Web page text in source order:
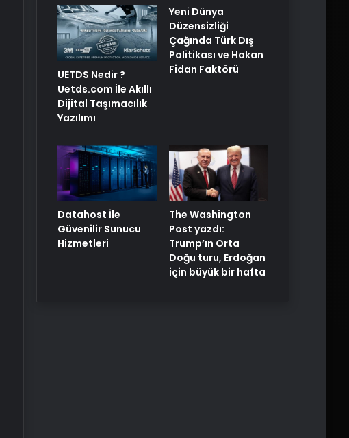
UETDS Nedir ?
Uetds.com İle Akıllı
Dijital Taşımacılık
Yazılımı
Yeni Dünya
Düzensizliği
Çağında Türk Dış
Politikası ve Hakan
Fidan Faktörü
Datahost İle
Güvenilir Sunucu
Hizmetleri
The Washington
Post yazdı:
Trump’ın Orta
Doğu turu, Erdoğan
için büyük bir hafta